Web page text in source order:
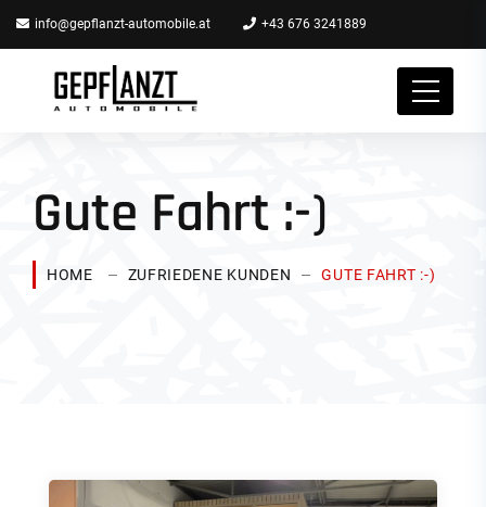
info@gepflanzt-automobile.at +43 676 3241889
Gute Fahrt :-)
HOME ZUFRIEDENE KUNDEN GUTE FAHRT :-)